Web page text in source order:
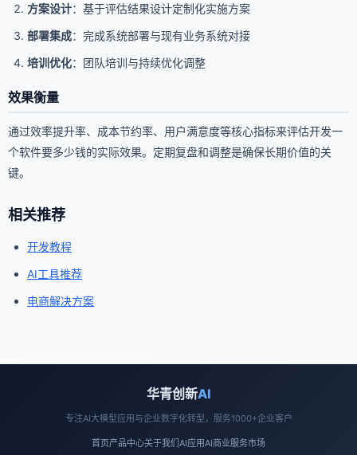
方案设计：基于评估结果设计定制化实施方案
部署集成：完成系统部署与现有业务系统对接
培训优化：团队培训与持续优化调整
效果衡量
通过效率提升率、成本节约率、用户满意度等核心指标来评估开发一
个软件要多少钱的实际效果。定期复盘和调整是确保长期价值的关
键。
相关推荐
开发教程
AI工具推荐
电商解决方案
华青创新AI
专注AI大模型应用与企业数字化转型，服务1000+企业客户
首页产品中心关于我们 AI应用AI商业服务市场